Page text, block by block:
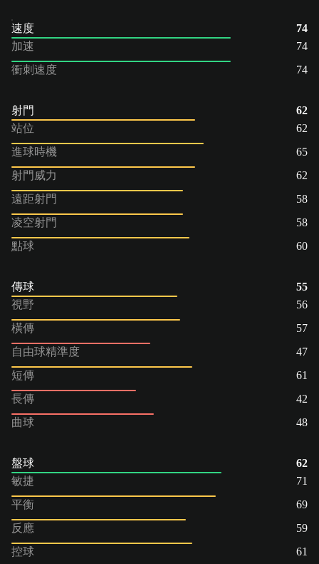
速度
74
加速
74
衝刺速度
74
射門
62
站位
62
進球時機
65
射門威力
62
遠距射門
58
凌空射門
58
點球
60
傳球
55
視野
56
橫傳
57
自由球精準度
47
短傳
61
長傳
42
曲球
48
盤球
62
敏捷
71
平衡
69
反應
59
控球
61